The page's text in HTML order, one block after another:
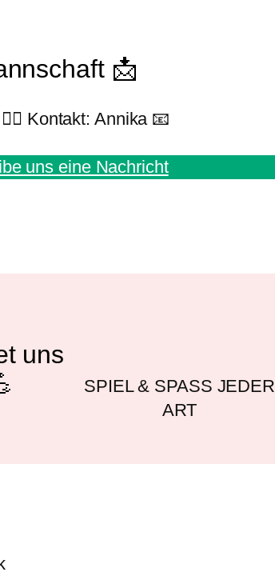
📩
Kontakt: Annika 📧
uns eine Nachricht
uns
SPIEL & SPASS JEDER
ART